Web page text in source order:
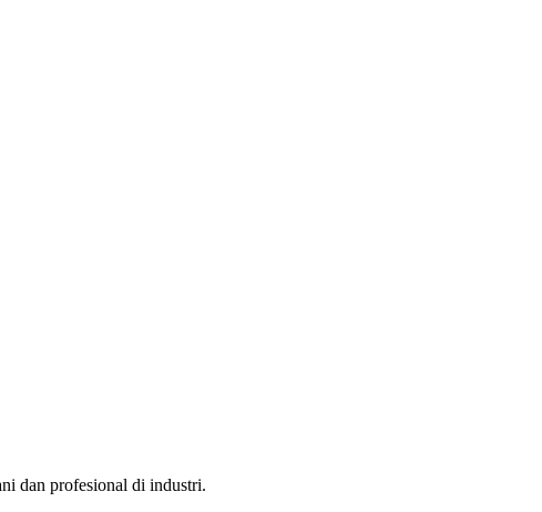
dan profesional di industri.